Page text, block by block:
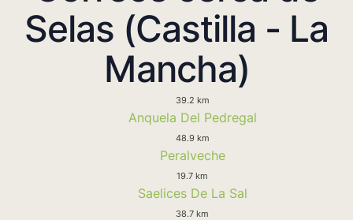
Selas (Castilla - La
Mancha)
39.2 km
Anquela Del Pedregal
48.9 km
Peralveche
19.7 km
Saelices De La Sal
38.7 km